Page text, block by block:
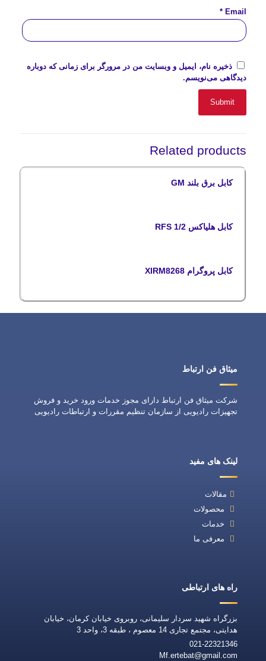
Email
*
ذخیره نام، ایمیل و وبسایت من در مرورگر برای زمانی که دوباره
دیدگاهی می‌نویسم.
Related products
کابل برق بلند GM
کابل هلیاکس 1/2 RFS
کابل پروگرام XIRM8268
میثاق فن ارتباط
شرکت میثاق فن ارتباط دارای مجوز خدمات ورود خرید و فروش
تجهیزات رادیویی از سازمان تنظیم مقررات و ارتباطات رادیویی
لینک های مفید
مقالات
محصولات
خدمات
معرفی ما
راه های ارتباطی
بزرگراه شهید سردار سلیمانی، روبروی خیابان کرمان، خیابان
هدایتی، مجتمع تجاری 14 معصوم ، طبقه 3، واحد 3
021-22321346
Mf.ertebat@gmail.com